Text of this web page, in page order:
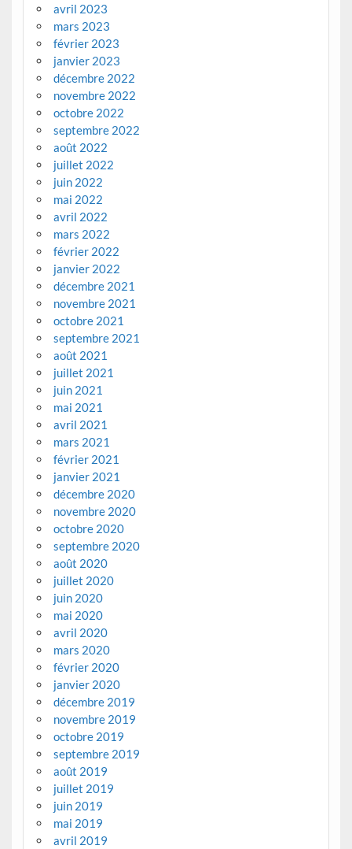
avril 2023
mars 2023
février 2023
janvier 2023
décembre 2022
novembre 2022
octobre 2022
septembre 2022
août 2022
juillet 2022
juin 2022
mai 2022
avril 2022
mars 2022
février 2022
janvier 2022
décembre 2021
novembre 2021
octobre 2021
septembre 2021
août 2021
juillet 2021
juin 2021
mai 2021
avril 2021
mars 2021
février 2021
janvier 2021
décembre 2020
novembre 2020
octobre 2020
septembre 2020
août 2020
juillet 2020
juin 2020
mai 2020
avril 2020
mars 2020
février 2020
janvier 2020
décembre 2019
novembre 2019
octobre 2019
septembre 2019
août 2019
juillet 2019
juin 2019
mai 2019
avril 2019